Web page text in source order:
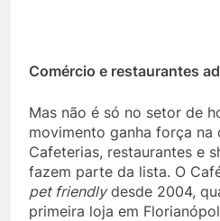
Comércio e restaurantes
Mas não é só no setor de
movimento ganha força na
Cafeterias, restaurantes e
fazem parte da lista. O
pet friendlydesde 2004,
primeira loja em